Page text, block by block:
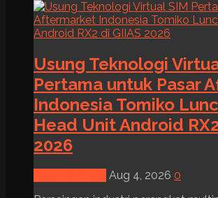
Usung Teknologi
Pertama untuk Pasar
Indonesia Tomiko
Head Unit Android
2026
Aug 4, 2026 0